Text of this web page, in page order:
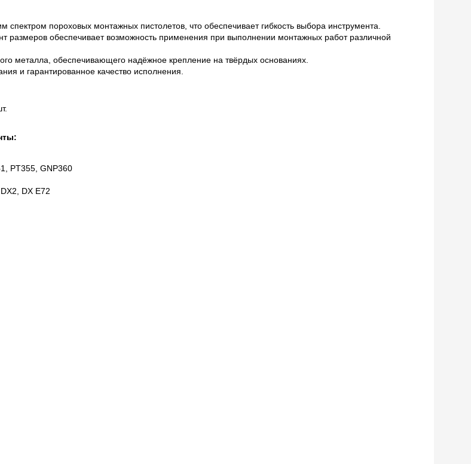
спектром пороховых монтажных пистолетов, что обеспечивает гибкость выбора инструмента.
размеров обеспечивает возможность применения при выполнении монтажных работ различной
металла, обеспечивающего надёжное крепление на твёрдых основаниях.
и гарантированное качество исполнения.
PT355, GNP360
DX E72